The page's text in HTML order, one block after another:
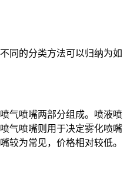
同的分类方法可以归纳为如
气喷嘴两部分组成。喷液喷
气喷嘴则用于决定雾化喷嘴
较为常见，价格相对较低。